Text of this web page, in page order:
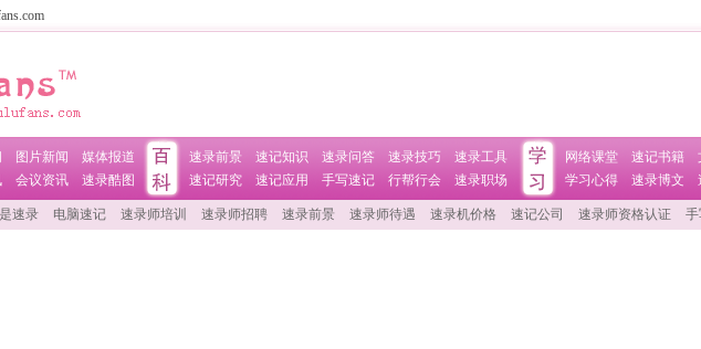
图片新闻
媒体报道
会议资讯 速录酷图
速录前景 速记知识 速录问答 速录技巧
速录工具
速记研究
速记应用 手写速记 行帮行会 速录职场
网络课堂 速记书籍
学习心得
速录博文
速录 电脑速记 速录师培训 速录师招聘 速录前景 速录师待遇 速录机价格 速记公司 速录师资格认证